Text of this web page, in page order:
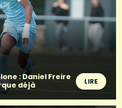
: Daniel Freire
déjà
LIRE